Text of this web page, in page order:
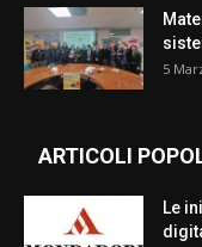
5
ARTICOLI
Le